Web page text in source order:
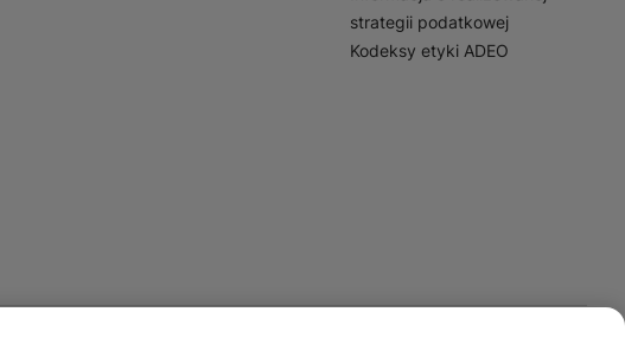
strategii podatkowej
Kodeksy etyki ADEO